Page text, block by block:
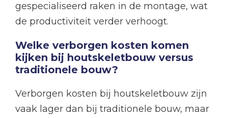
gespecialiseerd raken in de montage, wat
de productiviteit verder verhoogt.
Welke verborgen kosten komen
kijken bij houtskeletbouw versus
traditionele bouw?
Verborgen kosten bij houtskeletbouw zijn
vaak lager dan bij traditionele bouw, maar